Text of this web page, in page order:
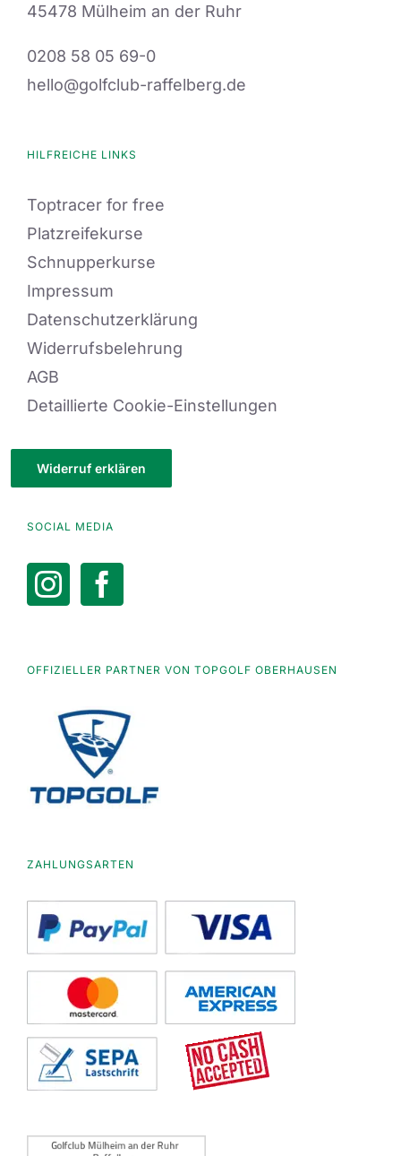
45478 Mülheim an der Ruhr
0208 58 05 69-0
hello@golfclub-raffelberg.de
HILFREICHE LINKS
Toptracer for free
Platzreifekurse
Schnupperkurse
Impressum
Datenschutzerklärung
Widerrufsbelehrung
AGB
Detaillierte Cookie-Einstellungen
Widerruf erklären
SOCIAL MEDIA
OFFIZIELLER PARTNER VON TOPGOLF OBERHAUSEN
ZAHLUNGSARTEN